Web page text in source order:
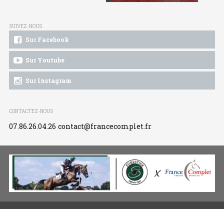
SUIVEZ-NOUS
Sur Facebook
Sur Youtube
Sur Instagram
CONTACTEZ-NOUS
07.86.26.04.26 contact@francecomplet.fr